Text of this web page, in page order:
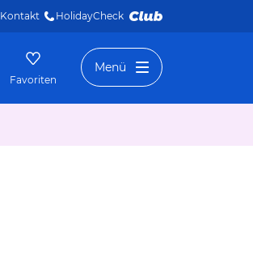
Kontakt HolidayCheck
Favoriten
Menü